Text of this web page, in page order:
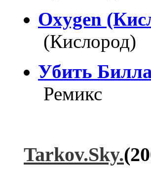
Oxygen
(Кислород)
Убить
Ремикс
Tarkov.Sky.